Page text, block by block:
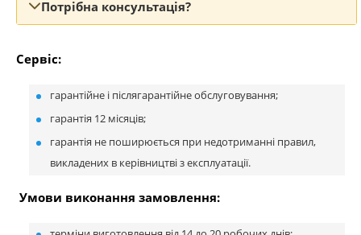
Потрібна консультація?
Сервіс:
гарантійне і післягарантійне обслуговування;
гарантія 12 місяців;
гарантія не поширюється при недотриманні правил,
викладених в керівництві з експлуатації.
Умови виконання замовлення: